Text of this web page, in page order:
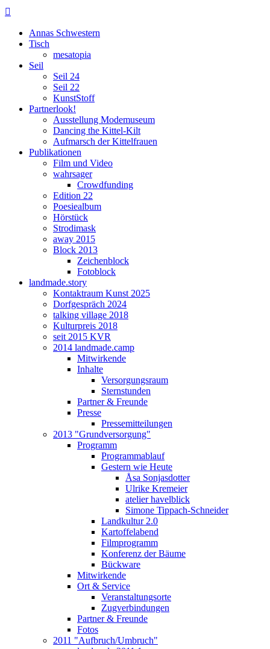

Annas Schwestern
Tisch
mesatopia
Seil
Seil 24
Seil 22
KunstStoff
Partnerlook!
Ausstellung Modemuseum
Dancing the Kittel-Kilt
Aufmarsch der Kittelfrauen
Publikationen
Film und Video
wahrsager
Crowdfunding
Edition 22
Poesiealbum
Hörstück
Strodimask
away 2015
Block 2013
Zeichenblock
Fotoblock
landmade.story
Kontaktraum Kunst 2025
Dorfgespräch 2024
talking village 2018
Kulturpreis 2018
seit 2015 KVR
2014 landmade.camp
Mitwirkende
Inhalte
Versorgungsraum
Sternstunden
Partner & Freunde
Presse
Pressemitteilungen
2013 "Grundversorgung"
Programm
Programmablauf
Gestern wie Heute
Åsa Sonjasdotter
Ulrike Kremeier
atelier havelblick
Simone Tippach-Schneider
Landkultur 2.0
Kartoffelabend
Filmprogramm
Konferenz der Bäume
Bückware
Mitwirkende
Ort & Service
Veranstaltungsorte
Zugverbindungen
Partner & Freunde
Fotos
2011 "Aufbruch/Umbruch"